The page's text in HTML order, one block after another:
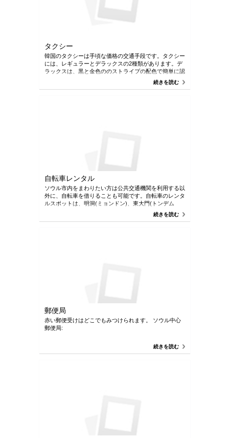
用切符または交通カード「T‐money」を利用できます。
や地下鉄の駅、観光インフォメーションセンターで購
タクシー
韓国のタクシーは手頃な価格の交通手段です。タクシー
には、レギュラーとデラックスの2種類があります。デ
ラックスは、黒と金色ののストライプの配色で簡単に認
識できます。それらの価格はレギュラーよりわずかに高
いです。 韓国語が話せないソウルの外国人観光客向け
続きを読む
自転車レンタル
ソウル市内をまわりたい方は公共交通機関を利用する以
外に、自転車を借りることも可能です。自転車のレンタ
ルスポットは、明洞(ミョンドン)、東大門(トンデム
ン)、弘大(ホンデ)など人気の観光地にもあり、旅行者
にも借りやすいところにあります。料金は１時間1,000
続きを読む
郵便局
赤い郵便受けはどこでもみつけられます。 ソウル中心
郵便局:
続きを読む